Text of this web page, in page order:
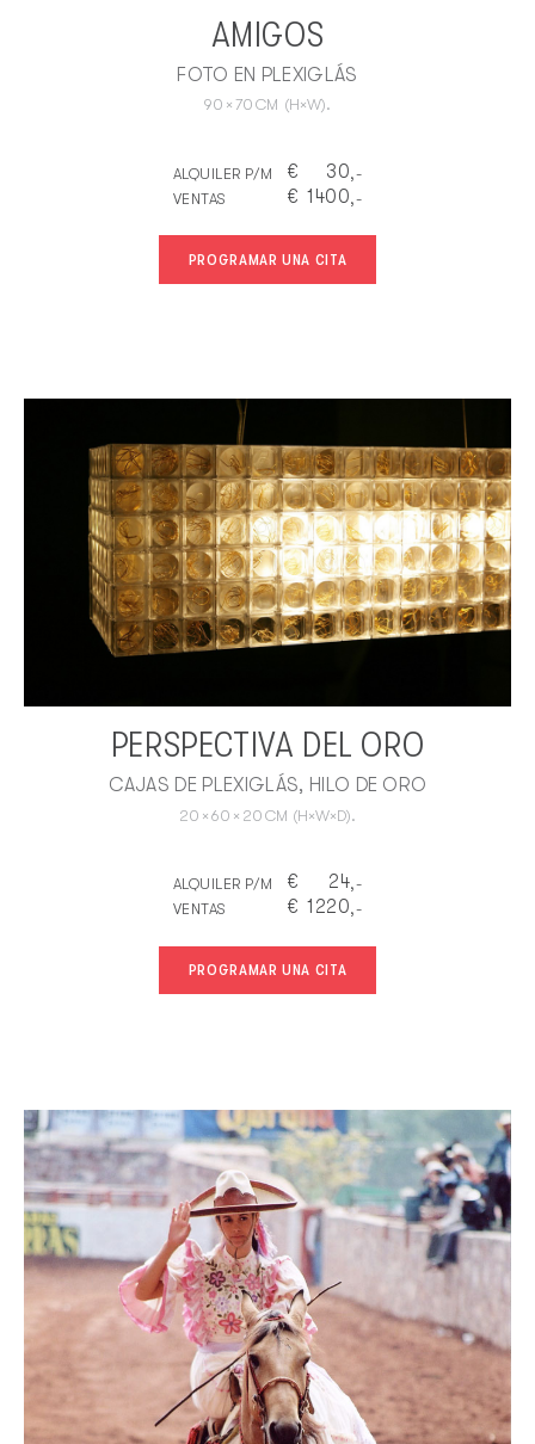
AMIGOS
FOTO EN PLEXIGLÁS
90 × 70 CM (H×W).
ALQUILER P/M € 30,-
VENTAS
€ 1400,-
PROGRAMAR UNA CITA
PERSPECTIVA DEL ORO
CAJAS DE PLEXIGLÁS, HILO DE ORO
20 × 60 × 20 CM (H×W×D).
ALQUILER P/M € 24,-
VENTAS
€ 1220,-
PROGRAMAR UNA CITA